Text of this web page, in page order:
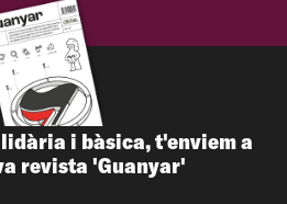
i bàsica, t'enviem a
revista 'Guanyar'